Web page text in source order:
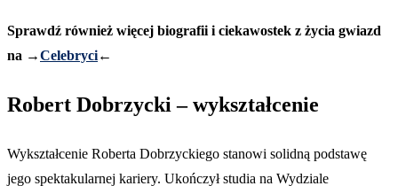
Sprawdź również więcej biografii i ciekawostek z życia gwiazd
na →Celebryci←
Robert Dobrzycki – wykształcenie
Wykształcenie Roberta Dobrzyckiego stanowi solidną podstawę
jego spektakularnej kariery. Ukończył studia na Wydziale